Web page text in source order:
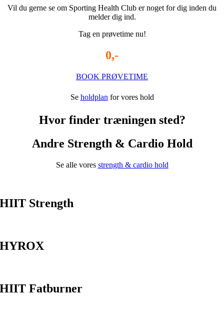
Vil du gerne se om Sporting Health Club er noget for dig inden du
melder dig ind.
Tag en prøvetime nu!
0,-
BOOK PRØVETIME
Se holdplan for vores hold
Hvor finder træningen sted?
Andre Strength & Cardio Hold
Se alle vores strength & cardio hold
HIIT Strength
HYROX
HIIT Fatburner